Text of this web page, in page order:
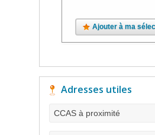
Ajouter à ma
Adresses utiles
CCAS à proximité